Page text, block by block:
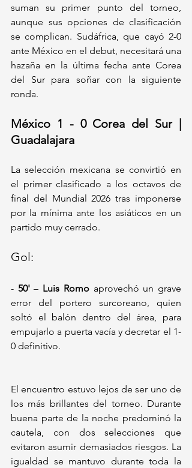
suman su primer punto del torneo,
aunque sus opciones de clasificación
se complican. Sudáfrica, que cayó 2-0
ante México en el debut, necesitará una
hazaña en la última fecha ante Corea
del Sur para soñar con la siguiente
ronda.
México 1 - 0 Corea del Sur |
Guadalajara
La selección mexicana se convirtió en
el primer clasificado a los octavos de
final del Mundial 2026 tras imponerse
por la mínima ante los asiáticos en un
partido muy cerrado.
Gol:
- 50' – Luis Romo aprovechó un grave
error del portero surcoreano, quien
soltó el balón dentro del área, para
empujarlo a puerta vacía y decretar el 1-
0 definitivo.
El encuentro estuvo lejos de ser uno de
los más brillantes del torneo. Durante
buena parte de la noche predominó la
cautela, con dos selecciones que
evitaron asumir demasiados riesgos. La
igualdad se mantuvo durante toda la